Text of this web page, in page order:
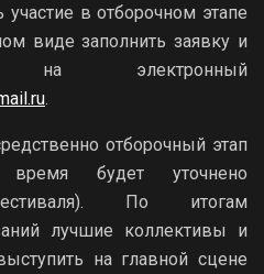
в отборочном этапе
виде заполнить заявку и
электронный
.
отборочный этап
будет уточнено
По итогам
лучшие коллективы и
на главной сцене